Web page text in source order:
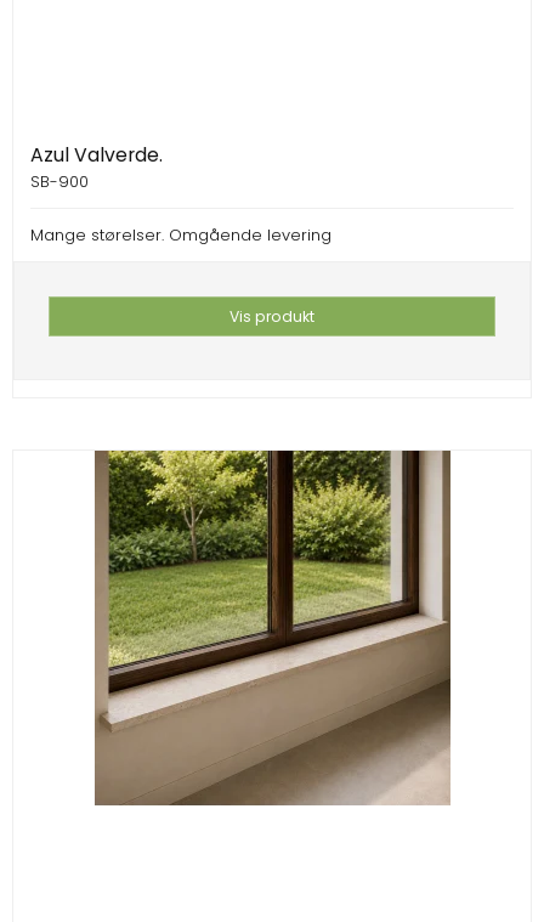
Azul Valverde.
SB-900
Mange størelser. Omgående levering
Vis produkt